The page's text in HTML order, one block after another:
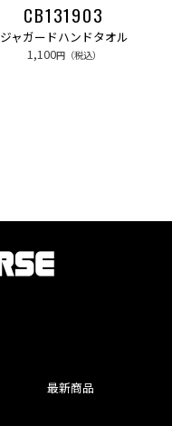
CB131903
ジャガードハンドタオル
1,100円（税込）
最新商品